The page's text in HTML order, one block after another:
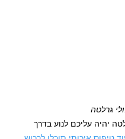
גרלטה
יהיה עליכם לנוע בדרך